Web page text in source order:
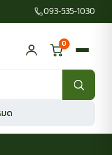
093-535-1030
0
ด